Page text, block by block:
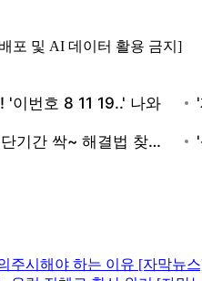
포 및 AI 데이터 활용 금지]
주시해야 하는 이유 [자막뉴